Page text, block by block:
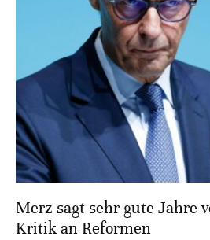
Merz sagt sehr gute Jahre
Kritik an Reformen